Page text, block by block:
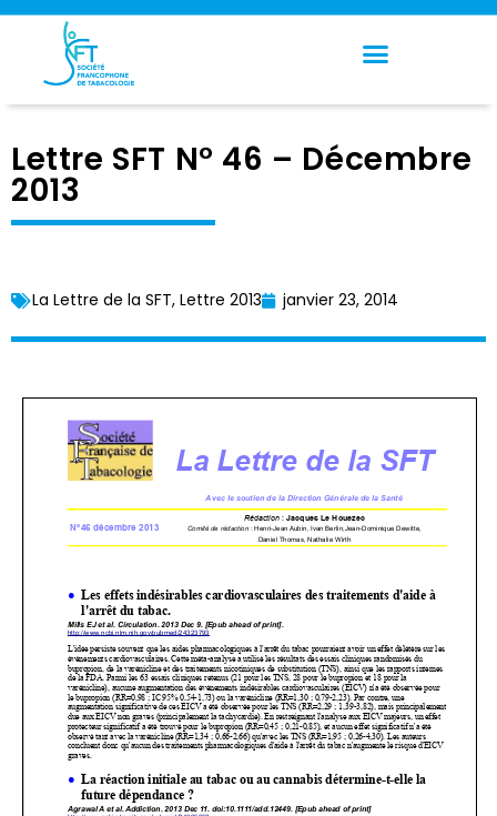
Panneau de gestion des cookies
Lettre SFT N° 46 – Décembre
2013
La Lettre de la SFT, Lettre 2013 janvier 23, 2014